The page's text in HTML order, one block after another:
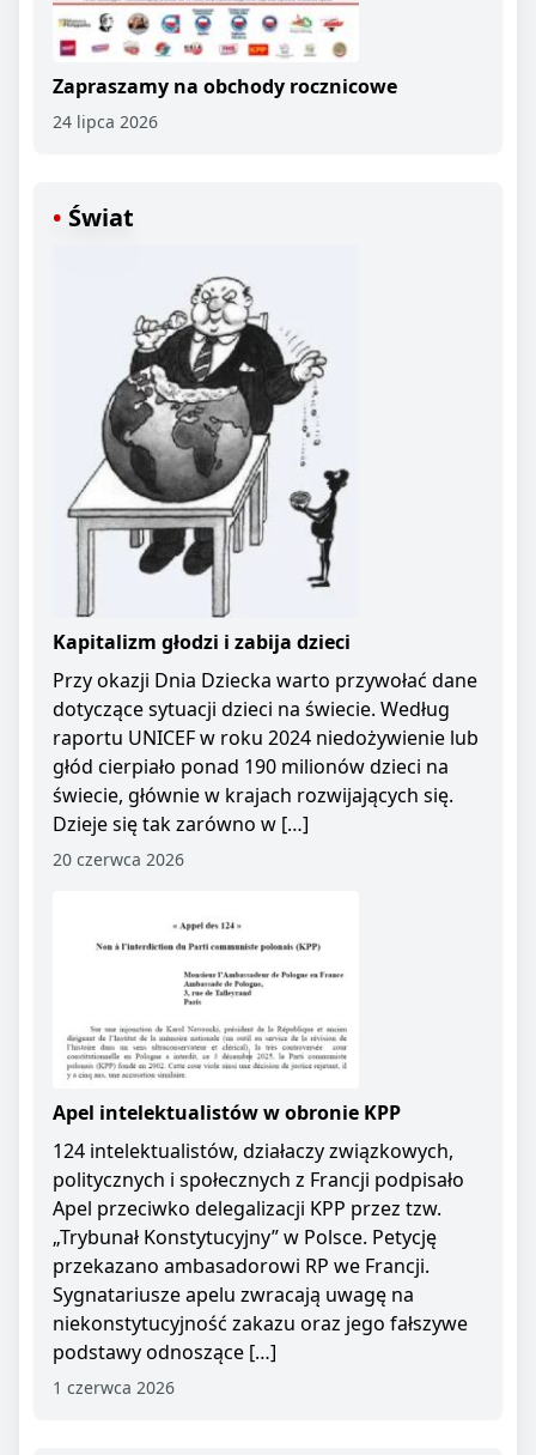
Zapraszamy na obchody rocznicowe
24 lipca 2026
Świat
Kapitalizm głodzi i zabija dzieci
Przy okazji Dnia Dziecka warto przywołać dane
dotyczące sytuacji dzieci na świecie. Według
raportu UNICEF w roku 2024 niedożywienie lub
głód cierpiało ponad 190 milionów dzieci na
świecie, głównie w krajach rozwijających się.
Dzieje się tak zarówno w […]
20 czerwca 2026
Apel intelektualistów w obronie KPP
124 intelektualistów, działaczy związkowych,
politycznych i społecznych z Francji podpisało
Apel przeciwko delegalizacji KPP przez tzw.
„Trybunał Konstytucyjny” w Polsce. Petycję
przekazano ambasadorowi RP we Francji.
Sygnatariusze apelu zwracają uwagę na
niekonstytucyjność zakazu oraz jego fałszywe
podstawy odnoszące […]
1 czerwca 2026